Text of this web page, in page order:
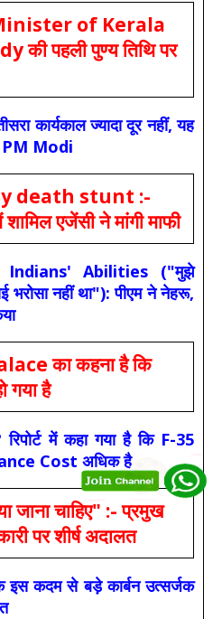
of Kerala
पहली पुण्य तिथि पर
कार्यकाल ज्यादा दूर नहीं, यह
PM Modi
death stunt :-
एजेंसी ने मांगी माफी
Abilities ("मुझे
भरोसा नहीं था"): पीएम ने नेहरू,
का कहना है कि
गया है
में कहा गया है कि F-35
Cost अधिक है
जाना चाहिए" :- प्रमुख
पर शीर्ष अदालत
इस कदम से बड़े कार्बन उत्सर्जक